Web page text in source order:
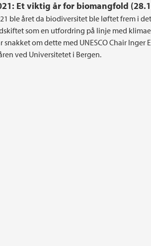
Et viktig år for biomangfold
ble året da biodiversitet ble løftet frem i
som en utfordring på linje med
snakket om dette med UNESCO Chair Inger
ved Universitetet i Bergen.